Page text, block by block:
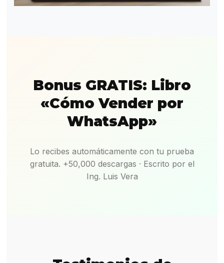
Bonus GRATIS: Libro
«Cómo Vender por
WhatsApp»
Lo recibes automáticamente con tu prueba
gratuita. +50,000 descargas · Escrito por el
Ing. Luis Vera